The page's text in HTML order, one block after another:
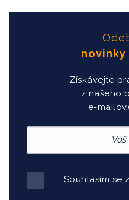
Získávejte
z našeho
e-
Souhlasím se